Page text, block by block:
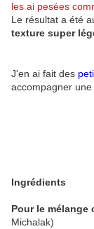
les ai pesées
Le résultat a été
texture super
J'en ai fait des
accompagner une
Ingrédients
Pour le mélange
Michalak)